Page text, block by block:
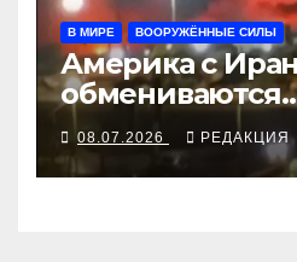
В МИРЕ ВООРУЖЁННЫЕ СИЛЫ
Америка с
обмениваются
воздушными
08.07.2026 РЕДАКЦИЯ